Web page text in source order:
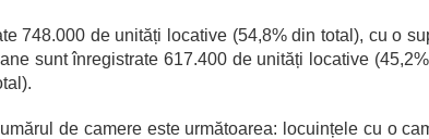
748.000 de unități locative (54,8% din total), cu o
sunt înregistrate 617.400 de unități locative
de camere este următoarea: locuințele cu o